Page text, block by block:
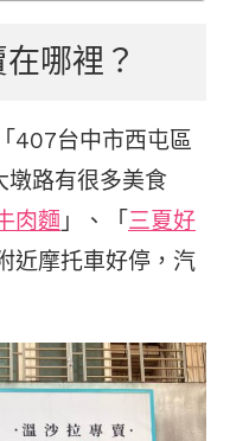
哪裡？
407台中市西屯區
墩路有很多美食
肉麵 」、「 三夏好
近摩托車好停，汽